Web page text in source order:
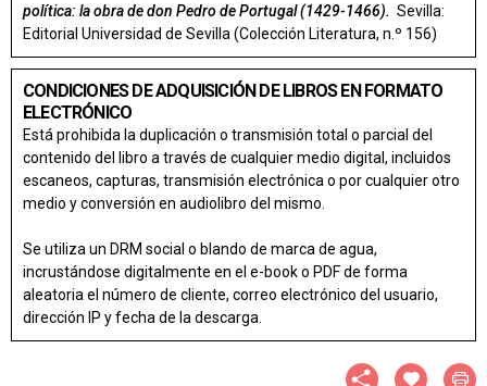
política: la obra de don Pedro de Portugal (1429-1466). Sevilla:
Editorial Universidad de Sevilla (Colección Literatura, n.º 156)
CONDICIONES DE ADQUISICIÓN DE LIBROS EN FORMATO
ELECTRÓNICO
Está prohibida la duplicación o transmisión total o parcial del
contenido del libro a través de cualquier medio digital, incluidos
escaneos, capturas, transmisión electrónica o por cualquier otro
medio y conversión en audiolibro del mismo.
Se utiliza un DRM social o blando de marca de agua,
incrustándose digitalmente en el e-book o PDF de forma
aleatoria el número de cliente, correo electrónico del usuario,
dirección IP y fecha de la descarga.